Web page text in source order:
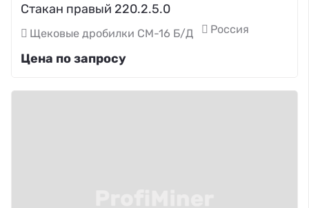
Стакан правый 220.2.5.0
Щековые дробилки СМ-16 Б/Д Россия
Цена по запросу